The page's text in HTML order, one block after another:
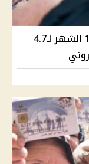
صرف تكافل وكرامة يوليو 2026 يبدأ 15 الشهر لـ4.7